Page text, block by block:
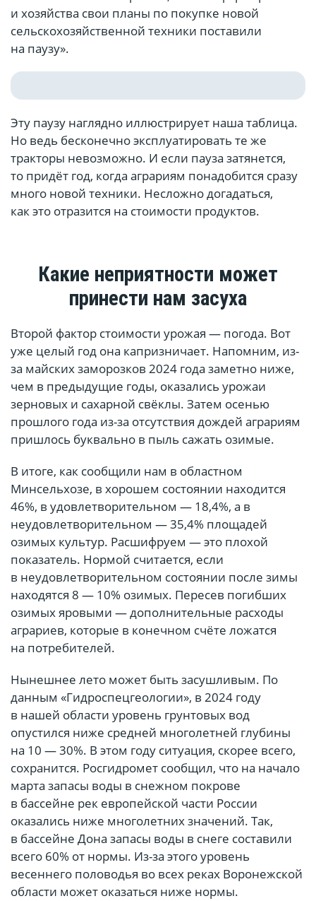
и хозяйства свои планы по покупке новой
сельскохозяйственной техники поставили
на паузу».
Эту паузу наглядно иллюстрирует наша таблица.
Но ведь бесконечно эксплуатировать те же
тракторы невозможно. И если пауза затянется,
то придёт год, когда аграриям понадобится сразу
много новой техники. Несложно догадаться,
как это отразится на стоимости продуктов.
Какие неприятности может
принести нам засуха
Второй фактор стоимости урожая — погода. Вот
уже целый год она капризничает. Напомним, из-
за майских заморозков 2024 года заметно ниже,
чем в предыдущие годы, оказались урожаи
зерновых и сахарной свёклы. Затем осенью
прошлого года из-за отсутствия дождей аграриям
пришлось буквально в пыль сажать озимые.
В итоге, как сообщили нам в областном
Минсельхозе, в хорошем состоянии находится
46%, в удовлетворительном — 18,4%, а в
неудовлетворительном — 35,4% площадей
озимых культур. Расшифруем — это плохой
показатель. Нормой считается, если
в неудовлетворительном состоянии после зимы
находятся 8 — 10% озимых. Пересев погибших
озимых яровыми — дополнительные расходы
аграриев, которые в конечном счёте ложатся
на потребителей.
Нынешнее лето может быть засушливым. По
данным «Гидроспецгеологии», в 2024 году
в нашей области уровень грунтовых вод
опустился ниже средней многолетней глубины
на 10 — 30%. В этом году ситуация, скорее всего,
сохранится. Росгидромет сообщил, что на начало
марта запасы воды в снежном покрове
в бассейне рек европейской части России
оказались ниже многолетних значений. Так,
в бассейне Дона запасы воды в снеге составили
всего 60% от нормы. Из-за этого уровень
весеннего половодья во всех реках Воронежской
области может оказаться ниже нормы.